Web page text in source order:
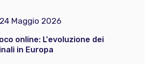
Maggio 2026
online: L'evoluzione dei
in Europa